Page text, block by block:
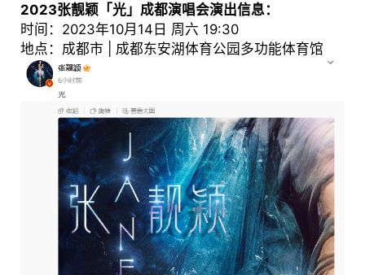
2023张靓颖「光」成都演唱会演出信息：
时间：2023年10月14日 周六 19:30
地点：成都市 | 成都东安湖体育公园多功能体育馆